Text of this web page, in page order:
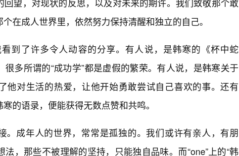
在成人世界里，依然努力保持清醒和独立的自己。
看到了许多令人动容的分享。有人说，是韩寒的《杯中蛇
多所谓的“成功学”都是虚假的繁荣。有人说，是韩寒关于
他对生活的热爱，让他开始勇敢尝试自己喜欢的事。还有
的语录，便能获得无数点赞和共鸣。
。成年人的世界，常常是孤独的。我们或许有亲人，有朋
，那些不被理解的坚持，只能独自品味。而“one”上的“韩